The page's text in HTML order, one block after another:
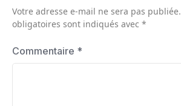
Votre adresse e-mail ne sera pas publiée.
obligatoires sont indiqués avec *
Commentaire *